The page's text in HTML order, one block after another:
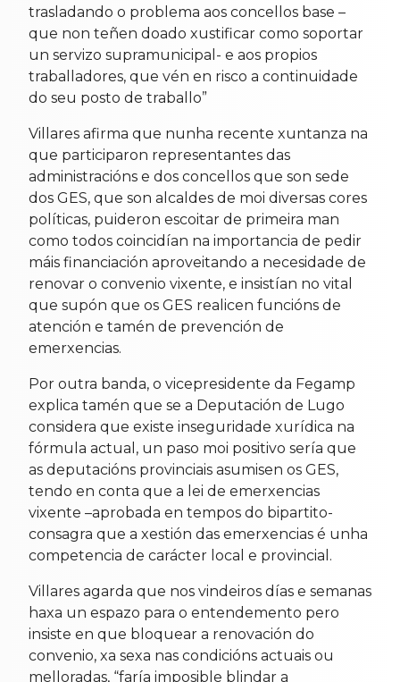
trasladando o problema aos concellos base –
que non teñen doado xustificar como soportar
un servizo supramunicipal- e aos propios
traballadores, que vén en risco a continuidade
do seu posto de traballo”
Villares afirma que nunha recente xuntanza na
que participaron representantes das
administracións e dos concellos que son sede
dos GES, que son alcaldes de moi diversas cores
políticas, puideron escoitar de primeira man
como todos coincidían na importancia de pedir
máis financiación aproveitando a necesidade de
renovar o convenio vixente, e insistían no vital
que supón que os GES realicen funcións de
atención e tamén de prevención de
emerxencias.
Por outra banda, o vicepresidente da Fegamp
explica tamén que se a Deputación de Lugo
considera que existe inseguridade xurídica na
fórmula actual, un paso moi positivo sería que
as deputacións provinciais asumisen os GES,
tendo en conta que a lei de emerxencias
vixente –aprobada en tempos do bipartito-
consagra que a xestión das emerxencias é unha
competencia de carácter local e provincial.
Villares agarda que nos vindeiros días e semanas
haxa un espazo para o entendemento pero
insiste en que bloquear a renovación do
convenio, xa sexa nas condicións actuais ou
melloradas, “faría imposible blindar a